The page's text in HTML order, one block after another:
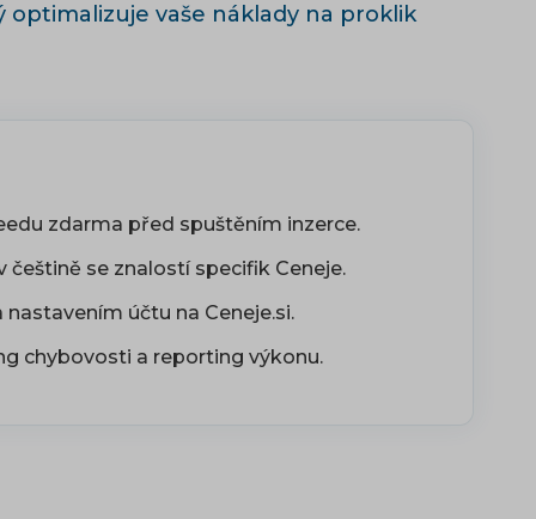
optimalizuje vaše náklady na proklik
zdarma před spuštěním inzerce.
češtině se znalostí specifik Ceneje.
účtu na Ceneje.si.
chybovosti a reporting výkonu.